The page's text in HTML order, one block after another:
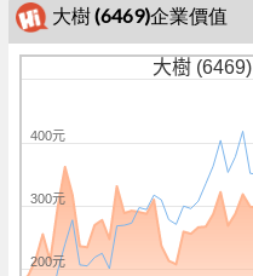
大樹 (6469)企業價值
大樹 (6469)
200元
300元
400元